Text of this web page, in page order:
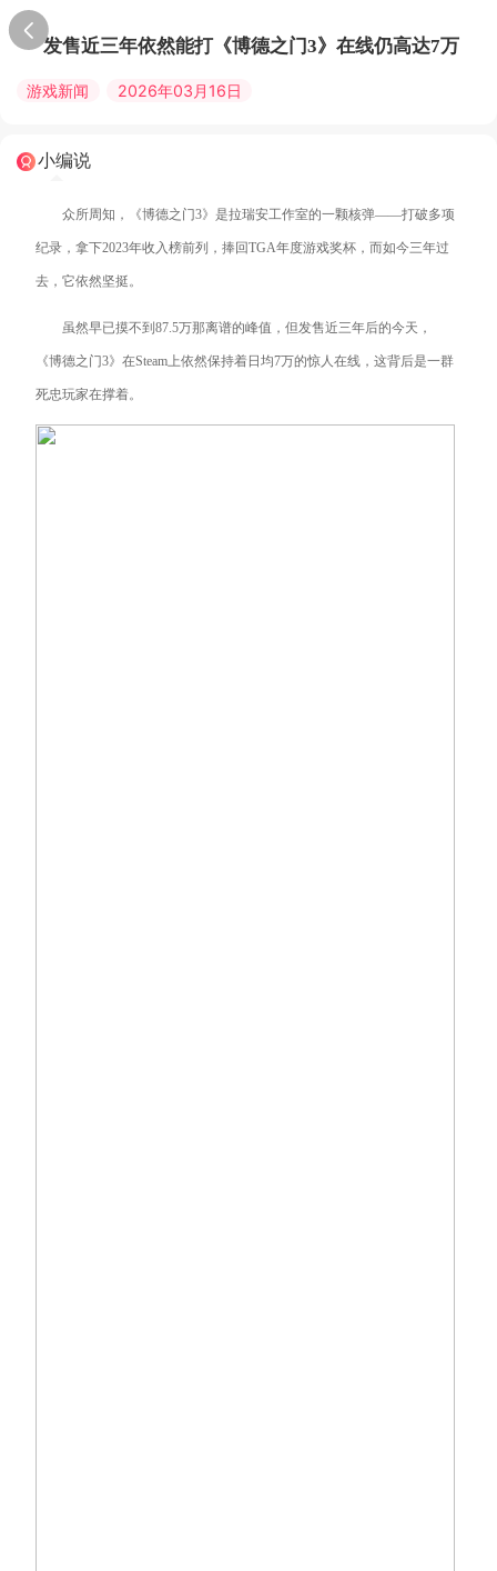
发售近三年依然能打《博德之门3》在线仍高达7万
游戏新闻 2026年03月16日
小编说
众所周知，《博德之门3》是拉瑞安工作室的一颗核弹——打破多项
纪录，拿下2023年收入榜前列，捧回TGA年度游戏奖杯，而如今三年过
去，它依然坚挺。
虽然早已摸不到87.5万那离谱的峰值，但发售近三年后的今天，
《博德之门3》在Steam上依然保持着日均7万的惊人在线，这背后是一群
死忠玩家在撑着。